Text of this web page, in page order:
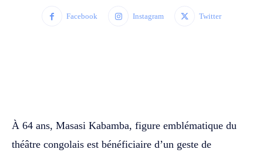
Facebook Instagram Twitter
À 64 ans, Masasi Kabamba, figure emblématique du
théâtre congolais est bénéficiaire d’un geste de